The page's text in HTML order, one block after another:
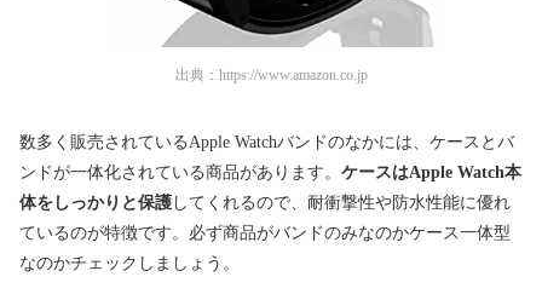
出典： https://www.amazon.co.jp
数多く販売されているApple Watchバンドのなかには、ケースとバ
ンドが一体化されている商品があります。 ケースはApple Watch本
体をしっかりと保護 してくれるので、耐衝撃性や防水性能に優れ
ているのが特徴です。必ず商品がバンドのみなのかケース一体型
なのかチェックしましょう。